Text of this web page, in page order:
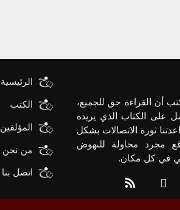
أن القراءة حق للجميع،
على الكتاب الذي يريده
ثورة الاتصالات بشكل
مجرد محاولة للنهوض
في كل مكان.
الرئيسية
الكتب
المؤلفين
من نحن
اتصل بنا